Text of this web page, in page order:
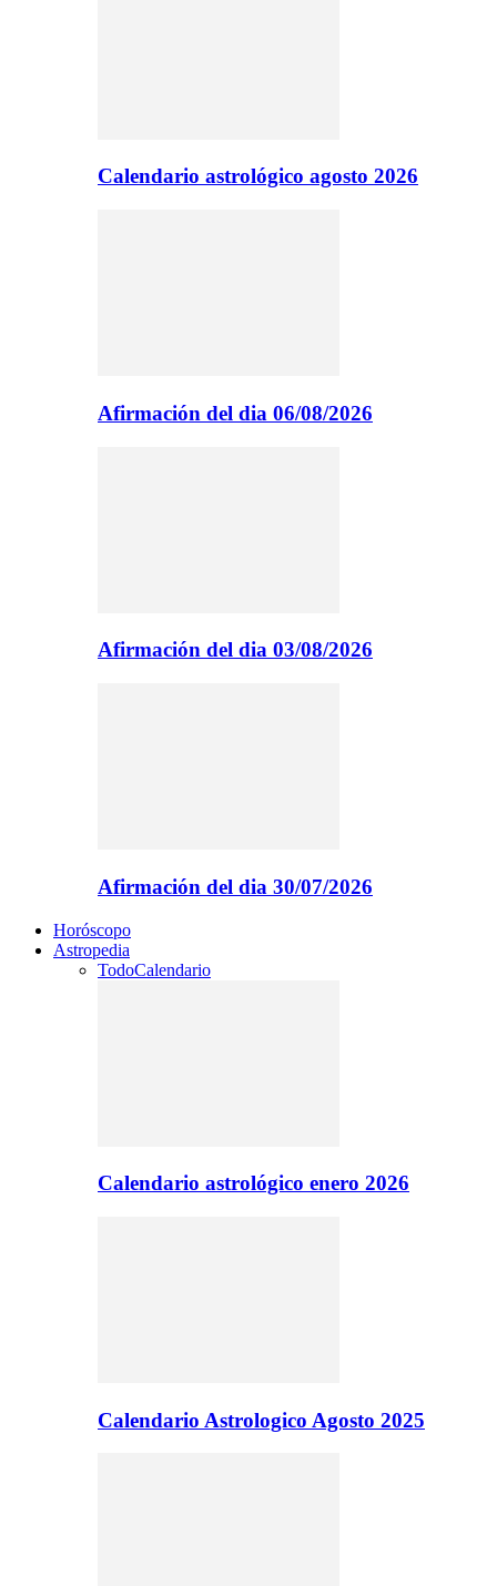
Calendario astrológico agosto 2026
Afirmación del dia 06/08/2026
Afirmación del dia 03/08/2026
Afirmación del dia 30/07/2026
Horóscopo
Astropedia
TodoCalendario
Calendario astrológico enero 2026
Calendario Astrologico Agosto 2025